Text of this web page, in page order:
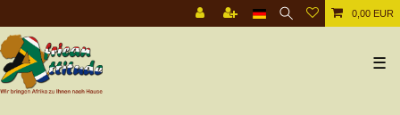
0,00 EUR
☰